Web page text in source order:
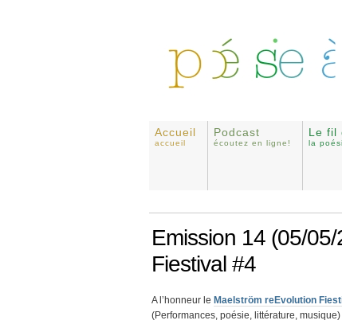
Accueil
accueil
Podcast
écoutez en ligne!
Le fil
la
Emission 14 (05/
Fiestival #4
A l’honneur le Maelström reEvolution
(Performances, poésie, littérature, musique)